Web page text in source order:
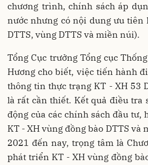
chương trình, chính sách áp
nước nhưng có nội dung ưu tiên
DTTS, vùng DTTS và miền núi).
Tổng Cục trưởng Tổng cục
Hương cho biết, việc tiến hành
thông tin thực trạng KT - XH 53
là rất cần thiết. Kết quả điều tra
động của các chính sách đầu tư,
KT - XH vùng đồng bào DTTS và
2021 đến nay, trọng tâm là
phát triển KT - XH vùng đồng